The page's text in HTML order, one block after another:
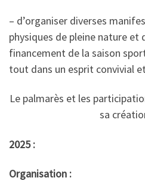
– d’organiser diverses
physiques de pleine nature et
financement de la saison
tout dans un esprit convivial
Le palmarès et les
sa
2025 :
Organisation :